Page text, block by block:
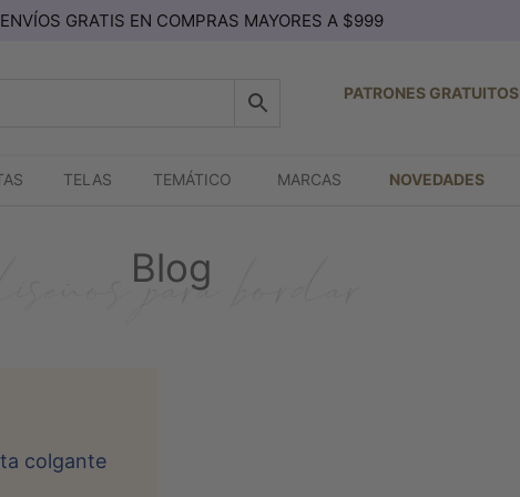
ENVÍOS GRATIS EN COMPRAS MAYORES A $999
PATRONES GRATUITOS
TELAS TEMÁTICO MARCAS NOVEDADES
Blog
colgante